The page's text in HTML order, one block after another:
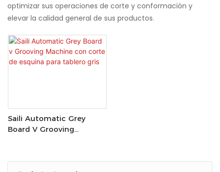
optimizar sus operaciones de corte y conformación y
elevar la calidad general de sus productos.
Saili Automatic Grey
Board V Grooving